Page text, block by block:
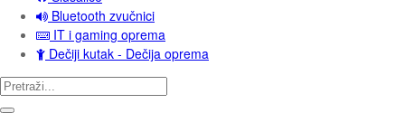
Bluetooth zvučnici
IT i gaming oprema
Dečiji kutak - Dečija oprema